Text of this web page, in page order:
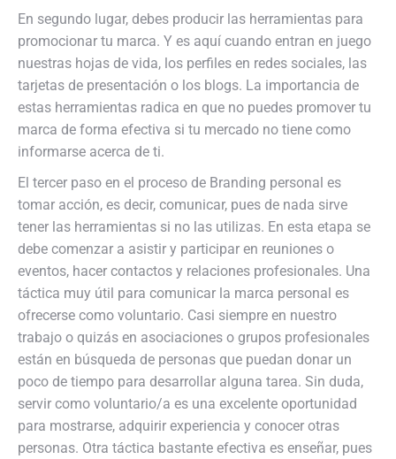
En segundo lugar, debes producir las herramientas para
promocionar tu marca. Y es aquí cuando entran en juego
nuestras hojas de vida, los perfiles en redes sociales, las
tarjetas de presentación o los blogs. La importancia de
estas herramientas radica en que no puedes promover tu
marca de forma efectiva si tu mercado no tiene como
informarse acerca de ti.
El tercer paso en el proceso de Branding personal es
tomar acción, es decir, comunicar, pues de nada sirve
tener las herramientas si no las utilizas. En esta etapa se
debe comenzar a asistir y participar en reuniones o
eventos, hacer contactos y relaciones profesionales. Una
táctica muy útil para comunicar la marca personal es
ofrecerse como voluntario. Casi siempre en nuestro
trabajo o quizás en asociaciones o grupos profesionales
están en búsqueda de personas que puedan donar un
poco de tiempo para desarrollar alguna tarea. Sin duda,
servir como voluntario/a es una excelente oportunidad
para mostrarse, adquirir experiencia y conocer otras
personas. Otra táctica bastante efectiva es enseñar, pues